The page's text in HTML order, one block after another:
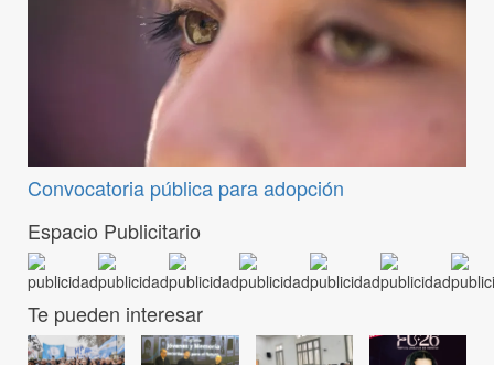
Convocatoria pública para adopción
Espacio Publicitario
Te pueden interesar